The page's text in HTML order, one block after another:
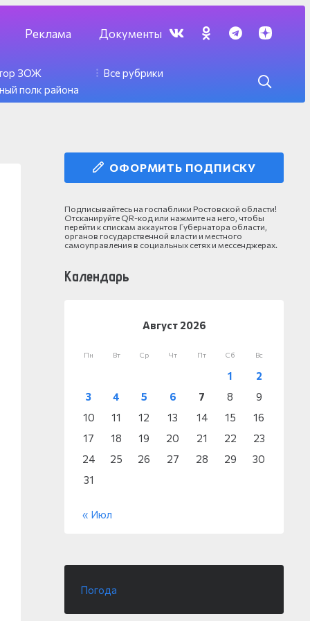
Реклама Документы
ЗОЖ
полк района
Все рубрики
ОФОРМИТЬ ПОДПИСКУ
Подписывайтесь на госпаблики Ростовской области!
Отсканируйте QR-код или нажмите на него, чтобы
перейти к спискам аккаунтов Губернатора области,
органов государственной власти и местного
самоуправления в социальных сетях и мессенджерах.
Календарь
Август 2026
Пн Вт Ср Чт Пт Сб Вс
1
2
3
4 5 6 7 8
9
10
11 12 13 14 15
16
17
18 19 20 21 22
23
24
25 26 27 28 29
30
31
« Июл
Погода